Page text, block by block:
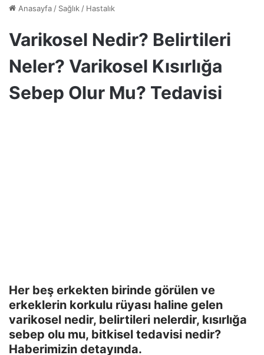
Anasayfa/ Sağlık/ Hastalık
Varikosel Nedir? Belirtileri
Neler? Varikosel Kısırlığa
Sebep Olur Mu? Tedavisi
Her beş erkekten birinde görülen ve
erkeklerin korkulu rüyası haline gelen
varikosel nedir, belirtileri nelerdir, kısırlığa
sebep olu mu, bitkisel tedavisi nedir?
Haberimizin detayında.